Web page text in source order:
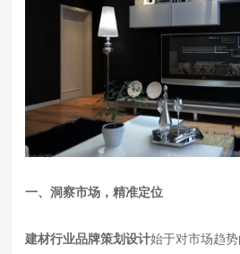
一、洞察市场，精准定位
建材行业品牌策划设计始于对市场趋